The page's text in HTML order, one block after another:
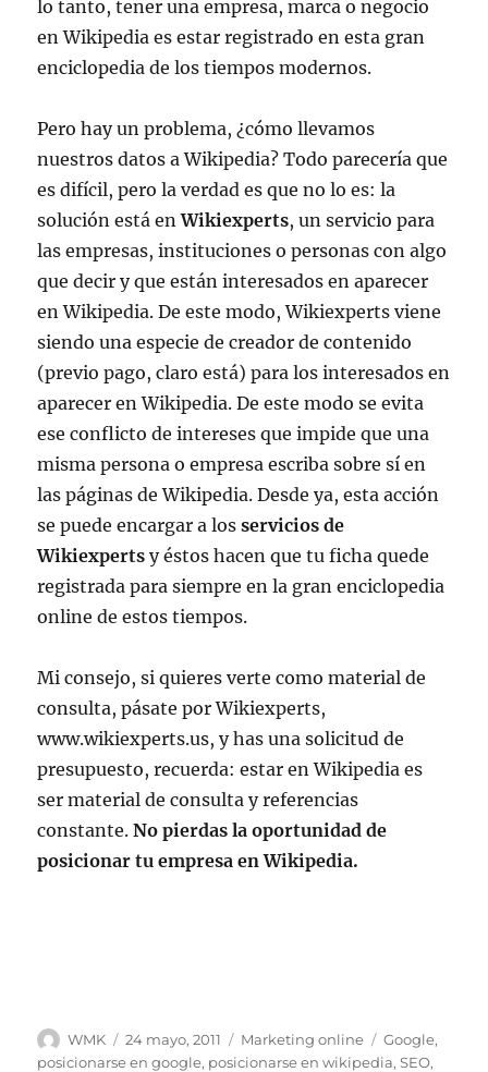
lo tanto, tener una empresa, marca o negocio
en Wikipedia es estar registrado en esta gran
enciclopedia de los tiempos modernos.
Pero hay un problema, ¿cómo llevamos
nuestros datos a Wikipedia? Todo parecería que
es difícil, pero la verdad es que no lo es: la
solución está enWikiexperts, un servicio para
las empresas, instituciones o personas con algo
que decir y que están interesados en aparecer
en Wikipedia. De este modo, Wikiexperts viene
siendo una especie de creador de contenido
(previo pago, claro está) para los interesados en
aparecer en Wikipedia. De este modo se evita
ese conflicto de intereses que impide que una
misma persona o empresa escriba sobre sí en
las páginas de Wikipedia. Desde ya, esta acción
se puede encargar a losservicios de
Wikiexperts y éstos hacen que tu ficha quede
registrada para siempre en la gran enciclopedia
online de estos tiempos.
Mi consejo, si quieres verte como material de
consulta, pásate por Wikiexperts,
www.wikiexperts.us, y has una solicitud de
presupuesto, recuerda: estar en Wikipedia es
ser material de consulta y referencias
constante. No pierdas la oportunidad de
posicionar tu empresa en Wikipedia.
Autor
WMK
Publicado
el
24 mayo, 2011 Categorías
Marketing online Etiquetas
Google,
posicionarse en google, posicionarse en wikipedia,SEO,